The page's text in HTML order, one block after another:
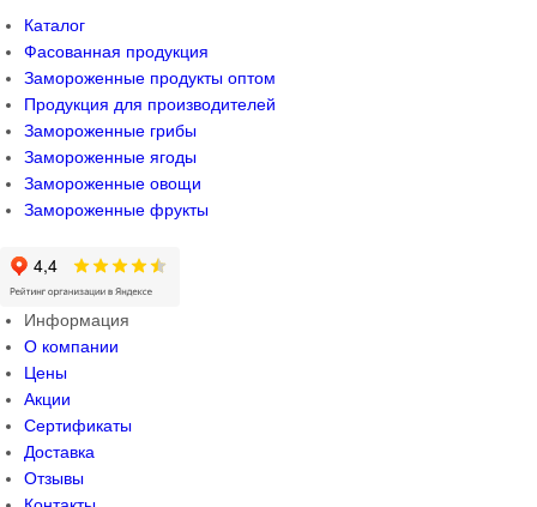
Каталог
Фасованная продукция
Замороженные продукты оптом
Продукция для производителей
Замороженные грибы
Замороженные ягоды
Замороженные овощи
Замороженные фрукты
Информация
О компании
Цены
Акции
Сертификаты
Доставка
Отзывы